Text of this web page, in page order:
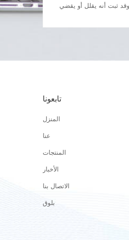
لمرضى
ثبت أنه يقلل أو يقضي
القلب الإقفاري (النوبة
تابعونا
المنزل
عنا
المنتجات
الأخبار
الاتصال بنا
بلوق